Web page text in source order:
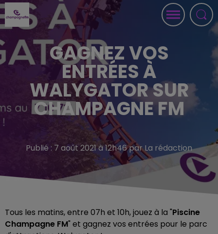
GAGNEZ VOS
ENTRÉES À
WALYGATOR SUR
CHAMPAGNE FM
Publié : 7 août 2021 à 12h46 par La rédaction
Tous les matins, entre 07h et 10h, jouez à la "Piscine
Champagne FM" et gagnez vos entrées pour le parc